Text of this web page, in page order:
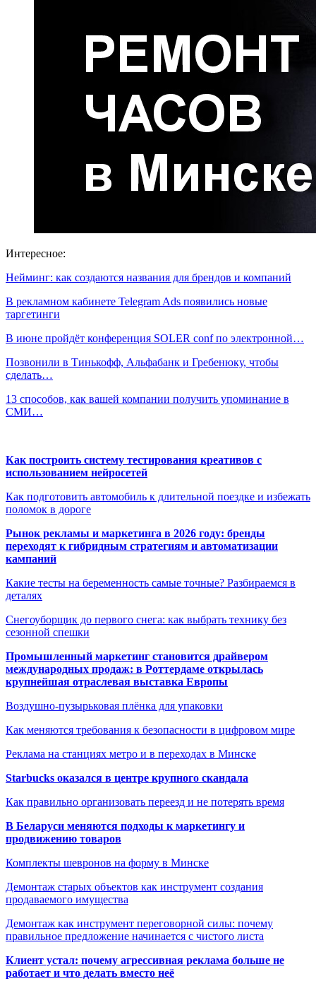
Интересное:
Нейминг: как создаются названия для брендов и компаний
В рекламном кабинете Telegram Ads появились новые
таргетинги
В июне пройдёт конференция SOLER conf по электронной…
Позвонили в Тинькофф, Альфабанк и Гребенюку, чтобы
сделать…
13 способов, как вашей компании получить упоминание в
СМИ…
Как построить систему тестирования креативов с
использованием нейросетей
Как подготовить автомобиль к длительной поездке и избежать
поломок в дороге
Рынок рекламы и маркетинга в 2026 году: бренды
переходят к гибридным стратегиям и автоматизации
кампаний
Какие тесты на беременность самые точные? Разбираемся в
деталях
Снегоуборщик до первого снега: как выбрать технику без
сезонной спешки
Промышленный маркетинг становится драйвером
международных продаж: в Роттердаме открылась
крупнейшая отраслевая выставка Европы
Воздушно-пузырьковая плёнка для упаковки
Как меняются требования к безопасности в цифровом мире
Реклама на станциях метро и в переходах в Минске
Starbucks оказался в центре крупного скандала
Как правильно организовать переезд и не потерять время
В Беларуси меняются подходы к маркетингу и
продвижению товаров
Комплекты шевронов на форму в Минске
Демонтаж старых объектов как инструмент создания
продаваемого имущества
Демонтаж как инструмент переговорной силы: почему
правильное предложение начинается с чистого листа
Клиент устал: почему агрессивная реклама больше не
работает и что делать вместо неё